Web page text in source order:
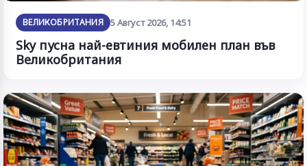
ВЕЛИКОБРИТАНИЯ 5 Август 2026, 14:51
Sky пусна най-евтиния мобилен план във
Великобритания